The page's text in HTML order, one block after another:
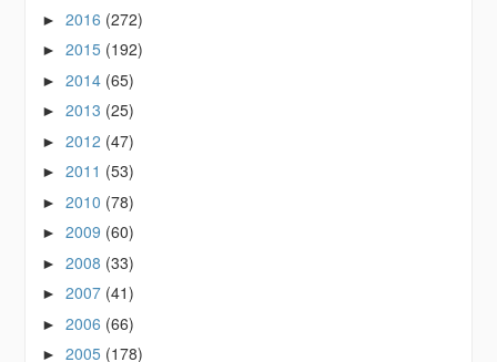
►2016 (272)
►2015 (192)
►2014 (65)
►2013 (25)
►2012 (47)
►2011 (53)
►2010 (78)
►2009 (60)
►2008 (33)
►2007 (41)
►2006 (66)
►2005 (178)